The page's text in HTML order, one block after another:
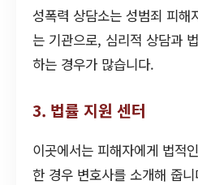
성폭력 상담소는 성범죄 피해
는 기관으로, 심리적 상담과
하는 경우가 많습니다.
3. 법률 지원 센터
이곳에서는 피해자에게 법적
한 경우 변호사를 소개해 줍